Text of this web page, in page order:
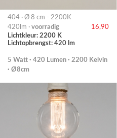
404 · Ø 8 cm - 2200K
420lm · voorradig
16,90
Lichtkleur: 2200 K
Lichtopbrengst: 420 lm
5 Watt · 420 Lumen · 2200 Kelvin
· Ø8cm